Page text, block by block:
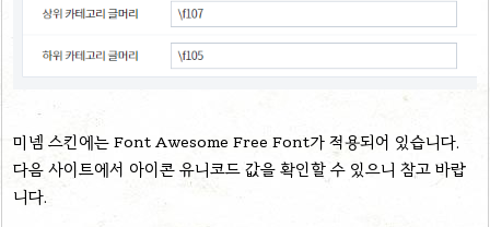
미넴 스킨에는 Font Awesome Free Font가 적용되어 있습니다.
다음 사이트에서 아이콘 유니코드 값을 확인할 수 있으니 참고 바랍
니다.